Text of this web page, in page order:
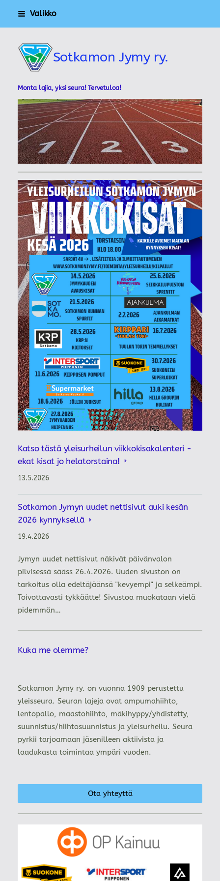
Siirry
Valikko
Sotkamon Jymy ry.
Monta lajia, yksi seura! Tervetuloa!
Katso tästä yleisurheilun viikkokisakalenteri -
ekat kisat jo helatorstaina!
13.5.2026
Sotkamon Jymyn uudet nettisivut auki kesän
2026 kynnyksellä
19.4.2026
Jymyn uudet nettisivut näkivät päivänvalon
pilvisessä sääss 26.4.2026. Uuden sivuston on
tarkoitus olla edeltäjäänsä "kevyempi" ja selkeämpi.
Toivottavasti tykkäätte! Sivustoa muokataan vielä
pidemmän…
Kuka me olemme?
Sotkamon Jymy ry. on vuonna 1909 perustettu
yleisseura. Seuran lajeja ovat ampumahiihto,
lentopallo, maastohiihto, mäkihyppy/yhdistetty,
suunnistus/hiihtosuunnistus ja yleisurheilu. Seura
pyrkii tarjoamaan jäsenilleen aktiivista ja
laadukasta toimintaa ympäri vuoden.
Ota yhteyttä